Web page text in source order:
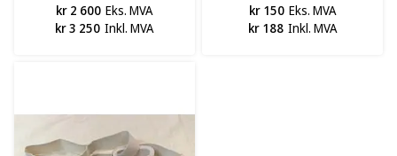
kr 2 600 Eks. MVA
kr 3 250 Inkl. MVA
kr 150 Eks. MVA
kr 188 Inkl. MVA